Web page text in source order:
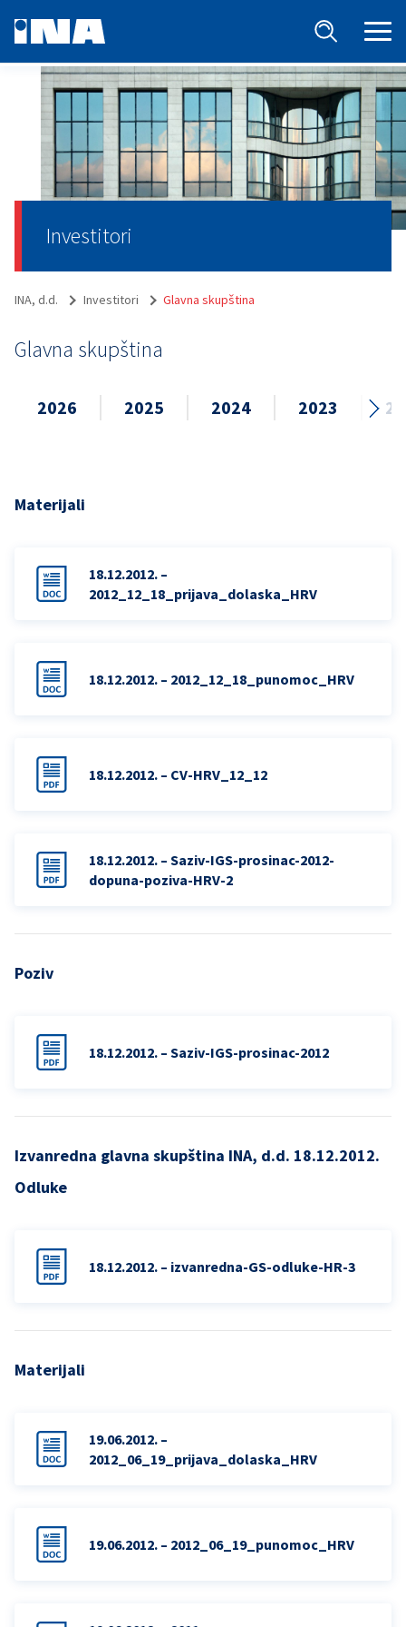
Investitori
INA, d.d. Investitori Glavna skupština
Glavna skupština
2026 2025 2024 2023
Materijali
18.12.2012. –
2012_12_18_prijava_dolaska_HRV
18.12.2012. – 2012_12_18_punomoc_HRV
18.12.2012. – CV-HRV_12_12
18.12.2012. – Saziv-IGS-prosinac-2012-
dopuna-poziva-HRV-2
Poziv
18.12.2012. – Saziv-IGS-prosinac-2012
Izvanredna glavna skupština INA, d.d. 18.12.2012.
Odluke
18.12.2012. – izvanredna-GS-odluke-HR-3
Materijali
19.06.2012. –
2012_06_19_prijava_dolaska_HRV
19.06.2012. – 2012_06_19_punomoc_HRV